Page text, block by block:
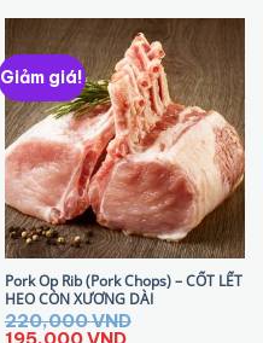
Giảm giá!
Pork Op Rib (Pork Chops) – CỐT LẾT
HEO CÒN XƯƠNG DÀI
220,000VND
Giá Giá